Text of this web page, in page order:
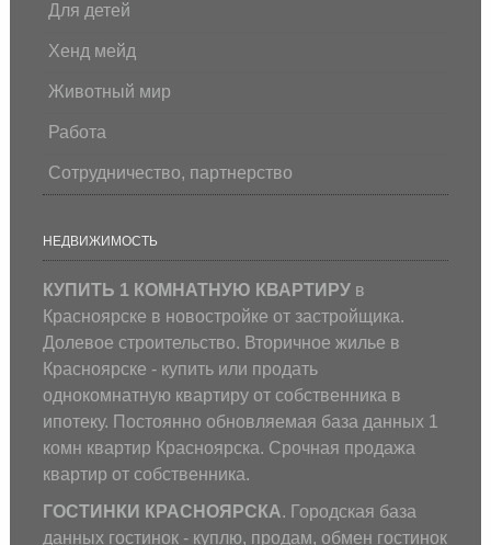
Для детей
Хенд мейд
Животный мир
Работа
Сотрудничество, партнерство
НЕДВИЖИМОСТЬ
КУПИТЬ 1 КОМНАТНУЮ КВАРТИРУв
Красноярске в новостройке от застройщика.
Долевое строительство. Вторичное жилье в
Красноярске - купить или продать
однокомнатную квартиру от собственника в
ипотеку. Постоянно обновляемая база данных 1
комн квартир Красноярска. Срочная продажа
квартир от собственника.
ГОСТИНКИ КРАСНОЯРСКА. Городская база
данных гостинок - куплю, продам, обмен гостинок